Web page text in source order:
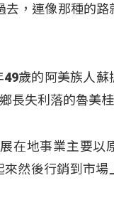
，連像那種的路
歲的阿美族人蘇
長失利落的魯美桂
在地事業主要以
然後行銷到市場